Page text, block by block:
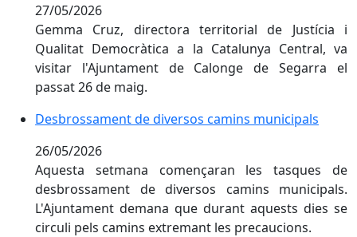
27/05/2026
Gemma Cruz, directora territorial de Justícia i
Qualitat Democràtica a la Catalunya Central, va
visitar l'Ajuntament de Calonge de Segarra el
passat 26 de maig.
Desbrossament de diversos camins municipals
Desbrossament de diversos camins municipals
26/05/2026
Aquesta setmana començaran les tasques de
desbrossament de diversos camins municipals.
L'Ajuntament demana que durant aquests dies se
circuli pels camins extremant les precaucions.